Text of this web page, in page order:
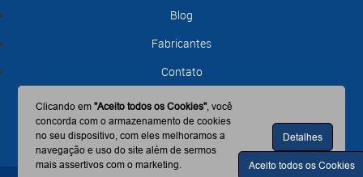
Blog
Fabricantes
Contato
Clicando em"Aceito todos os Cookies", você
concorda com o armazenamento de cookies
no seu dispositivo, com eles melhoramos a
navegação e uso do site além de sermos
mais assertivos com o marketing.
Detalhes
Aceito todos os Cookies